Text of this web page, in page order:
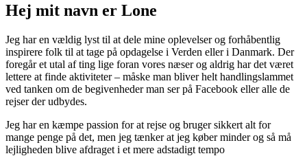
Hej mit navn er Lone
Jeg har en vældig lyst til at dele mine oplevelser og forhåbentlig
inspirere folk til at tage på opdagelse i Verden eller i Danmark. Der
foregår et utal af ting lige foran vores næser og aldrig har det været
lettere at finde aktiviteter – måske man bliver helt handlingslammet
ved tanken om de begivenheder man ser på Facebook eller alle de
rejser der udbydes.
Jeg har en kæmpe passion for at rejse og bruger sikkert alt for
mange penge på det, men jeg tænker at jeg køber minder og så må
lejligheden blive afdraget i et mere adstadigt tempo